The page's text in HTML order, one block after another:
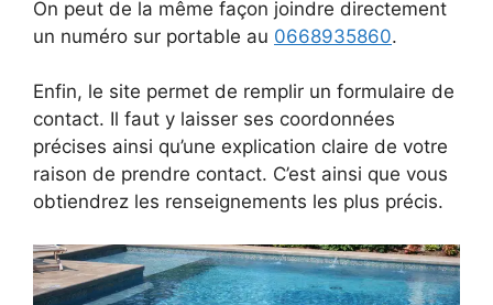
On peut de la même façon joindre directement
un numéro sur portable au 0668935860.
Enfin, le site permet de remplir un formulaire de
contact. Il faut y laisser ses coordonnées
précises ainsi qu’une explication claire de votre
raison de prendre contact. C’est ainsi que vous
obtiendrez les renseignements les plus précis.